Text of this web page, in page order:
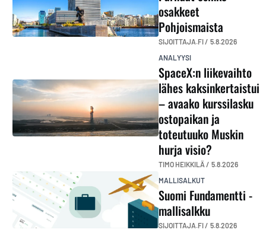
osakkeet
Pohjoismaista
SIJOITTAJA.FI / 5.8.2026
ANALYYSI
SpaceX:n liikevaihto
lähes kaksinkertaistui
– avaako kurssilasku
ostopaikan ja
toteutuuko Muskin
hurja visio?
TIMO HEIKKILÄ / 5.8.2026
MALLISALKUT
Suomi Fundamentti -
mallisalkku
SIJOITTAJA.FI / 5.8.2026